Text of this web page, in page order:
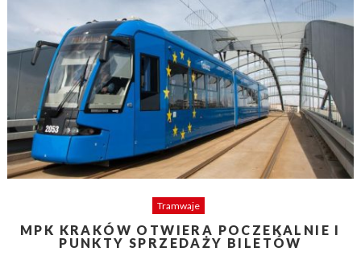
Tramwaje
MPK KRAKÓW OTWIERA POCZEKALNIE I
PUNKTY SPRZEDAŻY BILETÓW